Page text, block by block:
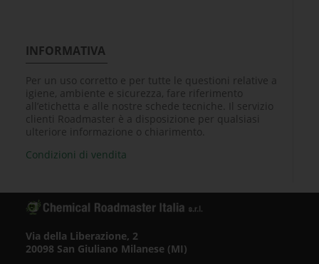
INFORMATIVA
Per un uso corretto e per tutte le questioni relative a
igiene, ambiente e sicurezza, fare riferimento
all’etichetta e alle nostre schede tecniche. Il servizio
clienti Roadmaster è a disposizione per qualsiasi
ulteriore informazione o chiarimento.
Condizioni di vendita
Via della Liberazione, 2
20098 San Giuliano Milanese (MI)